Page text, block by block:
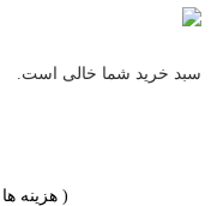
سبد خرید شما خالی است.
( هزینه